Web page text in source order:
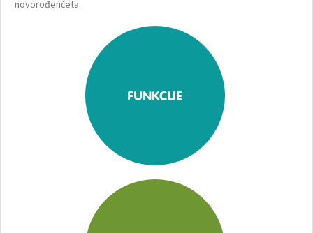
novorođenčeta.
FUNKCIJE